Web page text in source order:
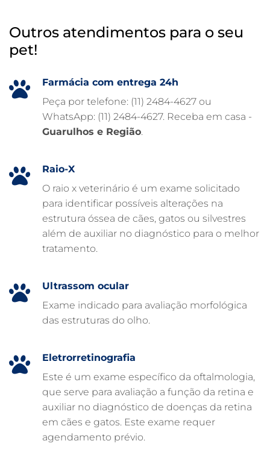
HOSPITAL VETERINÁRIO 24 HORAS
HOSPITAL VETERINÁRIO
FISIOTERAPIA VETERINÁRIA
FARMÁCIA VETERINÁRIA 24H
EMERGÊNCIA VETERINÁRIA
EMERGÊNCIA PARA PETS
CUIDADOS INTENSIVOS EM ANIMAIS
CLÍNICA VETERINÁRIA ARCA
CLÍNICA VETERINÁRIA 24 HORAS
ATENDIMENTO VETERINÁRIO
Outros atendimentos para o seu
pet!
Farmácia com entrega 24h
Peça por telefone: (11) 2484-4627 ou
WhatsApp: (11) 2484-4627. Receba em casa -
Guarulhos e Região.
Raio-X
O raio x veterinário é um exame solicitado
para identificar possíveis alterações na
estrutura óssea de cães, gatos ou silvestres
além de auxiliar no diagnóstico para o melhor
tratamento.
Ultrassom ocular
Exame indicado para avaliação morfológica
das estruturas do olho.
Eletrorretinografia
Este é um exame específico da oftalmologia,
que serve para avaliação a função da retina e
auxiliar no diagnóstico de doenças da retina
em cães e gatos. Este exame requer
agendamento prévio.